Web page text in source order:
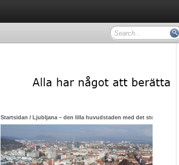
Startsidan / Ljubljana – den lilla huvudstaden med det stora hjärtat